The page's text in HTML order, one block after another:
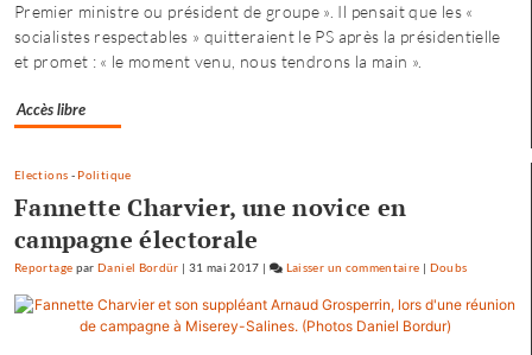
offre
où
Premier ministre ou président de groupe ». Il pensait que les «
socialistes respectables » quitteraient le PS après la présidentielle
et promet : « le moment venu, nous tendrons la main ».
Accès libre
Elections - Politique
Fannette Charvier, une novice en
campagne électorale
Reportage par Daniel Bordür 31 mai 2017 Laisser un commentaire on
enfance
Doubs